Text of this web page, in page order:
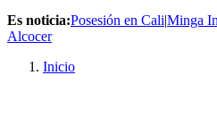
Es noticia:Posesión en Cali|Minga
Alcocer
Inicio